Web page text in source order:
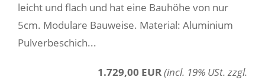
leicht und flach und hat eine Bauhöhe von nur
5cm. Modulare Bauweise. Material: Aluminium
Pulverbeschich...
1.729,00 EUR(incl. 19% USt. zzgl.